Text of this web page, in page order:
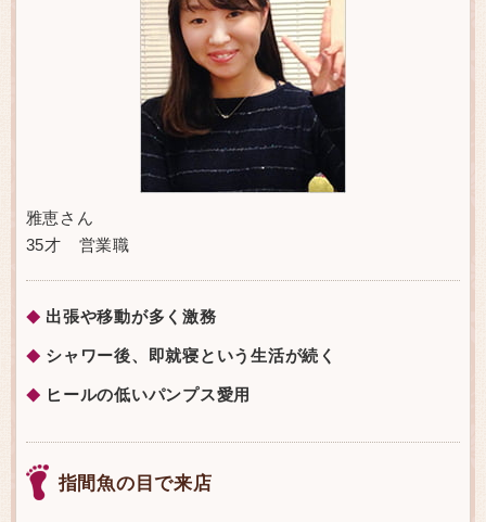
雅恵さん
35才 営業職
◆ 出張や移動が多く激務
◆ シャワー後、即就寝という生活が続く
◆ ヒールの低いパンプス愛用
指間魚の目で来店